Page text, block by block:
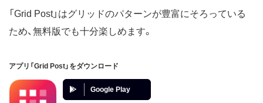
「Grid Post」はグリッドのパターンが豊富にそろっている
ため、無料版でも十分楽しめます。
アプリ「Grid Post」をダウンロード
Google Play